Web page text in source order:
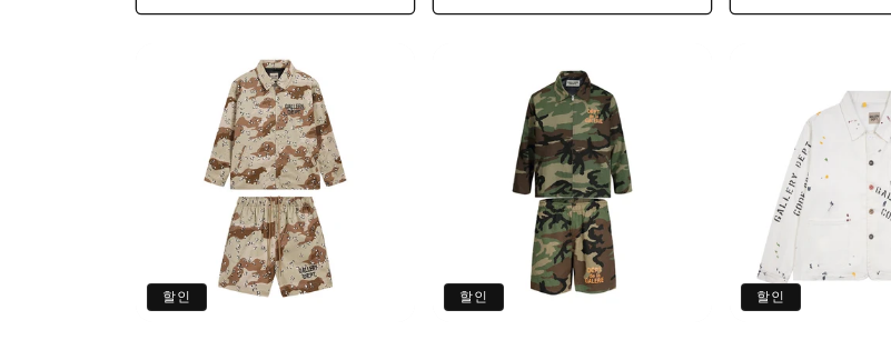
할인 할인 할인